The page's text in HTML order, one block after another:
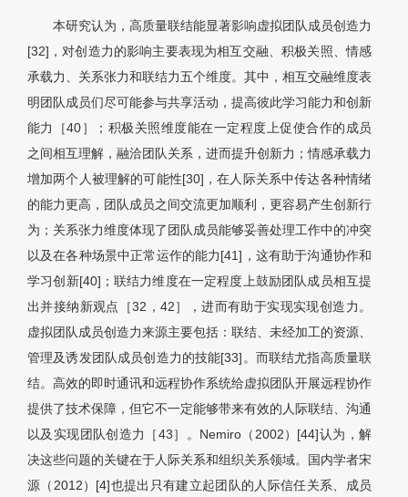
本研究认为，高质量联结能显著影响虚拟团队成员创造力
[32]，对创造力的影响主要表现为相互交融、积极关照、情感
承载力、关系张力和联结力五个维度。其中，相互交融维度表
明团队成员们尽可能参与共享活动，提高彼此学习能力和创新
能力［40］；积极关照维度能在一定程度上促使合作的成员
之间相互理解，融洽团队关系，进而提升创新力；情感承载力
增加两个人被理解的可能性[30]，在人际关系中传达各种情绪
的能力更高，团队成员之间交流更加顺利，更容易产生创新行
为；关系张力维度体现了团队成员能够妥善处理工作中的冲突
以及在各种场景中正常运作的能力[41]，这有助于沟通协作和
学习创新[40]；联结力维度在一定程度上鼓励团队成员相互提
出并接纳新观点［32，42］，进而有助于实现实现创造力。
虚拟团队成员创造力来源主要包括：联结、未经加工的资源、
管理及诱发团队成员创造力的技能[33]。而联结尤指高质量联
结。高效的即时通讯和远程协作系统给虚拟团队开展远程协作
提供了技术保障，但它不一定能够带来有效的人际联结、沟通
以及实现团队创造力［43］。Nemiro（2002）[44]认为，解
决这些问题的关键在于人际关系和组织关系领域。国内学者宋
源（2012）[4]也提出只有建立起团队的人际信任关系、成员